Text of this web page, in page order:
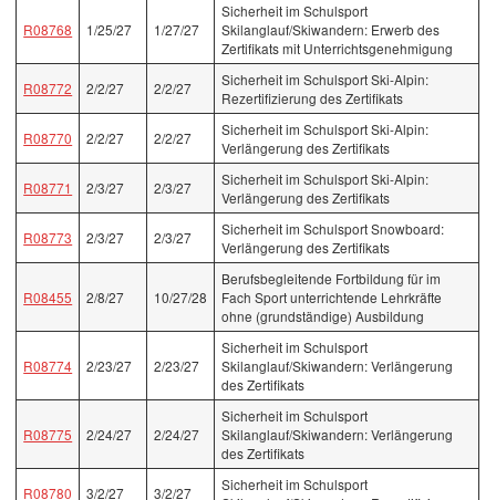
R08768 1/25/27 1/27/27
Sicherheit im Schulsport
Skilanglauf/Skiwandern: Erwerb des
Zertifikats mit Unterrichtsgenehmigung
R08772 2/2/27 2/2/27
Sicherheit im Schulsport Ski-Alpin:
Rezertifizierung des Zertifikats
R08770 2/2/27 2/2/27
Sicherheit im Schulsport Ski-Alpin:
Verlängerung des Zertifikats
R08771 2/3/27 2/3/27
Sicherheit im Schulsport Ski-Alpin:
Verlängerung des Zertifikats
R08773 2/3/27 2/3/27
Sicherheit im Schulsport Snowboard:
Verlängerung des Zertifikats
R08455 2/8/27 10/27/28
Berufsbegleitende Fortbildung für im
Fach Sport unterrichtende Lehrkräfte
ohne (grundständige) Ausbildung
R08774 2/23/27 2/23/27
Sicherheit im Schulsport
Skilanglauf/Skiwandern: Verlängerung
des Zertifikats
R08775 2/24/27 2/24/27
Sicherheit im Schulsport
Skilanglauf/Skiwandern: Verlängerung
des Zertifikats
R08780 3/2/27 3/2/27
Sicherheit im Schulsport